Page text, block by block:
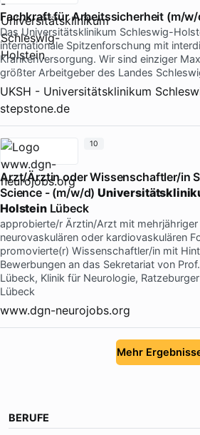
Fachkraft für Arbeitssicherheit (m/
Das Universitätsklinikum Schleswig-
internationale Spitzenforschung mit
Krankenversorgung. Wir sind einziger
größter Arbeitgeber des Landes
UKSH - Universitätsklinikum
stepstone.de
Arzt/Ärztin oder Wissenschaftler/in
Science - (m/w/d)
HolsteinLübeck
approbierte/r Ärztin/Arzt mit mehrjähriger
neurovaskulären oder kardiovaskulären
promovierte(r) Wissenschaftler/in mit
Bewerbungen an das Sekretariat von
Lübeck, Klinik für Neurologie,
Lübeck
www.dgn-neurojobs.org
10
Mehr
BERUFE